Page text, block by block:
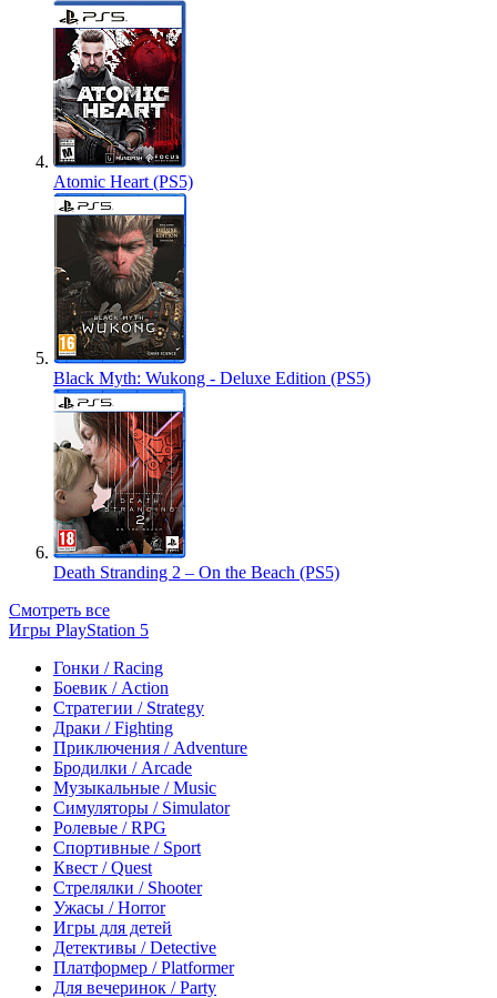
Atomic Heart (PS5)
Black Myth: Wukong - Deluxe Edition (PS5)
Death Stranding 2 – On the Beach (PS5)
Смотреть все
Игры PlayStation 5
Гонки / Racing
Боевик / Action
Стратегии / Strategy
Драки / Fighting
Приключения / Adventure
Бродилки / Arcade
Музыкальные / Music
Симуляторы / Simulator
Ролевые / RPG
Спортивные / Sport
Квест / Quest
Стрелялки / Shooter
Ужасы / Horror
Игры для детей
Детективы / Detective
Платформер / Platformer
Для вечеринок / Party